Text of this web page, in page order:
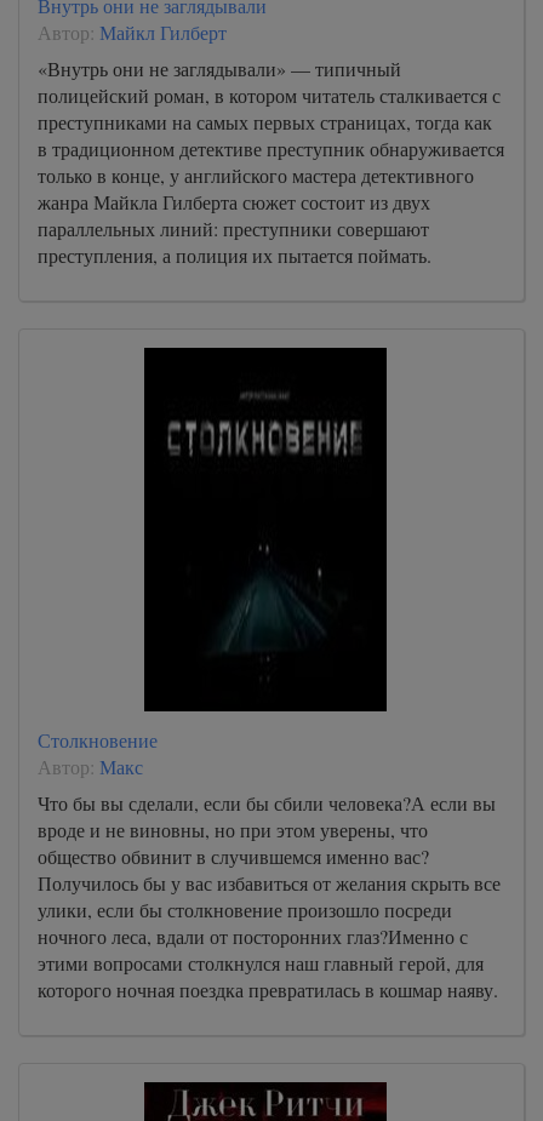
Автор: Майкл Гилберт
«Внутрь они не заглядывали» — типичный
полицейский роман, в котором читатель сталкивается с
преступниками на самых первых страницах, тогда как
в традиционном детективе преступник обнаруживается
только в конце, у английского мастера детективного
жанра Майкла Гилберта сюжет состоит из двух
параллельных линий: преступники совершают
преступления, а полиция их пытается поймать.
Столкновение
Автор: Макс
Что бы вы сделали, если бы сбили человека?А если вы
вроде и не виновны, но при этом уверены, что
общество обвинит в случившемся именно вас?
Получилось бы у вас избавиться от желания скрыть все
улики, если бы столкновение произошло посреди
ночного леса, вдали от посторонних глаз?Именно с
этими вопросами столкнулся наш главный герой, для
которого ночная поездка превратилась в кошмар наяву.